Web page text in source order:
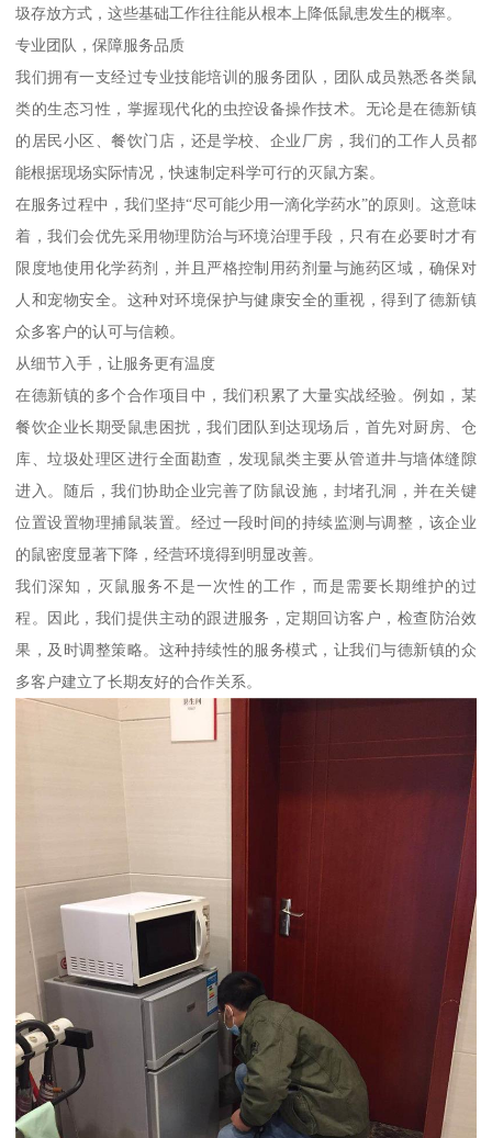
圾存放方式，这些基础工作往往能从根本上降低鼠患发生的概率。
专业团队，保障服务品质
我们拥有一支经过专业技能培训的服务团队，团队成员熟悉各类鼠
类的生态习性，掌握现代化的虫控设备操作技术。无论是在德新镇
的居民小区、餐饮门店，还是学校、企业厂房，我们的工作人员都
能根据现场实际情况，快速制定科学可行的灭鼠方案。
在服务过程中，我们坚持“尽可能少用一滴化学药水”的原则。这意味
着，我们会优先采用物理防治与环境治理手段，只有在必要时才有
限度地使用化学药剂，并且严格控制用药剂量与施药区域，确保对
人和宠物安全。这种对环境保护与健康安全的重视，得到了德新镇
众多客户的认可与信赖。
从细节入手，让服务更有温度
在德新镇的多个合作项目中，我们积累了大量实战经验。例如，某
餐饮企业长期受鼠患困扰，我们团队到达现场后，首先对厨房、仓
库、垃圾处理区进行全面勘查，发现鼠类主要从管道井与墙体缝隙
进入。随后，我们协助企业完善了防鼠设施，封堵孔洞，并在关键
位置设置物理捕鼠装置。经过一段时间的持续监测与调整，该企业
的鼠密度显著下降，经营环境得到明显改善。
我们深知，灭鼠服务不是一次性的工作，而是需要长期维护的过
程。因此，我们提供主动的跟进服务，定期回访客户，检查防治效
果，及时调整策略。这种持续性的服务模式，让我们与德新镇的众
多客户建立了长期友好的合作关系。